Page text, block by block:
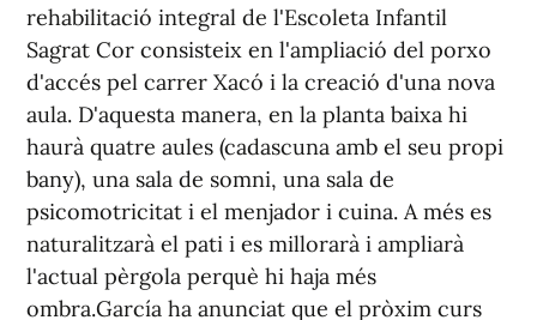
rehabilitació integral de l'Escoleta Infantil
Sagrat Cor consisteix en l'ampliació del porxo
d'accés pel carrer Xacó i la creació d'una nova
aula. D'aquesta manera, en la planta baixa hi
haurà quatre aules (cadascuna amb el seu propi
bany), una sala de somni, una sala de
psicomotricitat i el menjador i cuina. A més es
naturalitzarà el pati i es millorarà i ampliarà
l'actual pèrgola perquè hi haja més
ombra.García ha anunciat que el pròxim curs